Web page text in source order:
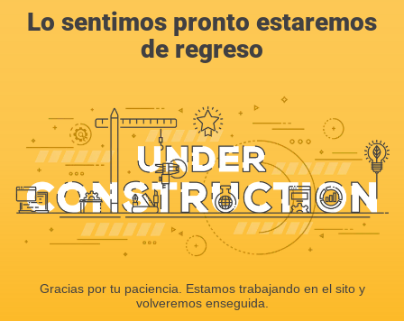
Lo sentimos pronto estaremos
de regreso
Gracias por tu paciencia. Estamos trabajando en el sito y
volveremos enseguida.